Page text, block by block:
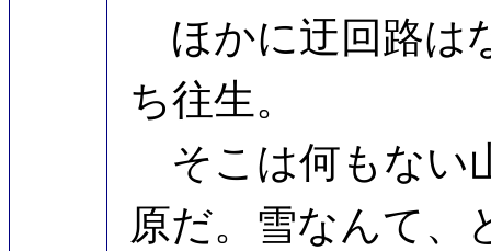
ほかに迂回路は
ち往生。
そこは何もない
原だ。雪なんて、